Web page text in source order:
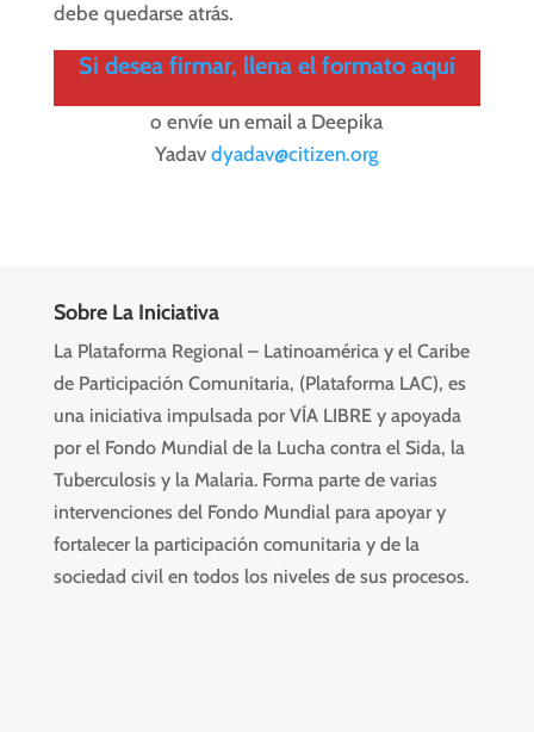
debe quedarse atrás.
Si desea firmar, llena el formato aquí
o envíe un email a Deepika
Yadavdyadav@citizen.org
Sobre La Iniciativa
La Plataforma Regional – Latinoamérica y el Caribe
de Participación Comunitaria, (Plataforma LAC), es
una iniciativa impulsada por VÍA LIBRE y apoyada
por el Fondo Mundial de la Lucha contra el Sida, la
Tuberculosis y la Malaria. Forma parte de varias
intervenciones del Fondo Mundial para apoyar y
fortalecer la participación comunitaria y de la
sociedad civil en todos los niveles de sus procesos.